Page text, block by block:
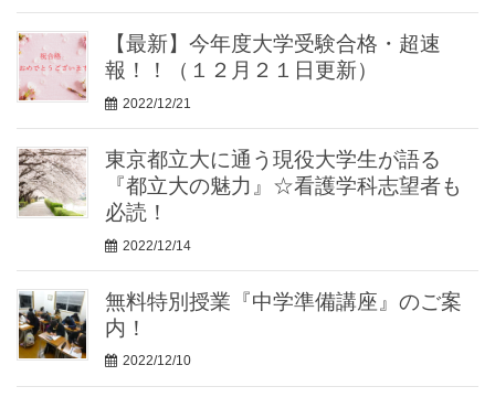
【最新】今年度大学受験合格・超速
報！！（１２月２１日更新）
2022/12/21
東京都立大に通う現役大学生が語る
『都立大の魅力』☆看護学科志望者も
必読！
2022/12/14
無料特別授業『中学準備講座』のご案
内！
2022/12/10